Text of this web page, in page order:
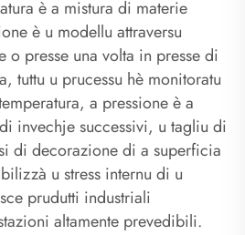
è a mistura di materie
è u modellu attraversu
o presse una volta in presse di
tuttu u prucessu hè monitoratu
a pressione è a
invechje successivi, u tagliu di
di decorazione di a superficia
u stress internu di u
prudutti industriali
altamente prevedibili.